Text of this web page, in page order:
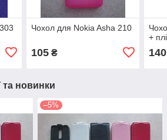
Чохол для Nokia Asha 210
105₴
+
140
та новинки
–5%